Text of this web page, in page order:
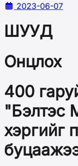
2023-06-07
ШУУД
Онцлох
400
"Бэлтэс
хэргийг